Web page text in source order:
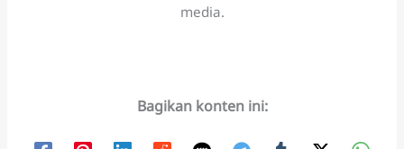
media.
Bagikan konten ini: